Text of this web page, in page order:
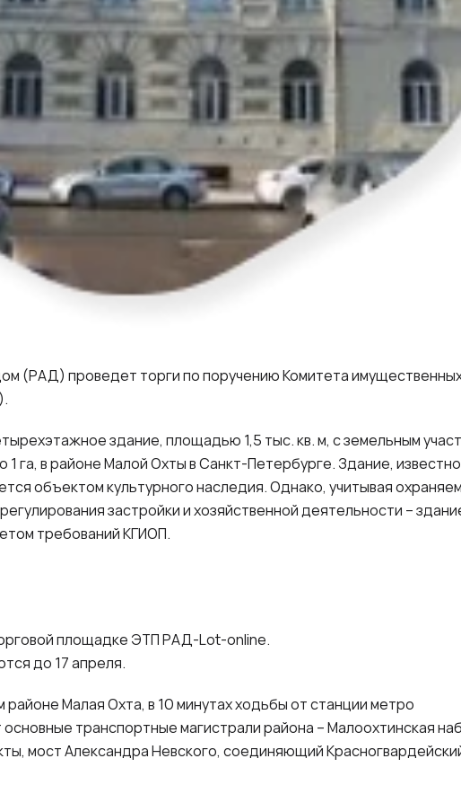
(РАД) проведет торги по поручению Комитета
здание, площадью 1,5 тыс. кв. м, с земельным
га, в районе Малой Охты в Санкт-Петербурге. Здание,
объектом культурного наследия. Однако, учитывая
застройки и хозяйственной деятельности –
требований КГИОП.
площадке ЭТП РАД-Lot-online.
до 17 апреля.
Малая Охта, в 10 минутах ходьбы от станции метро
транспортные магистрали района – Малоохтинская
мост Александра Невского, соединяющий